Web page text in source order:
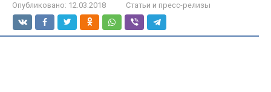
Опубликовано: 12.03.2018 Статьи и пресс-релизы